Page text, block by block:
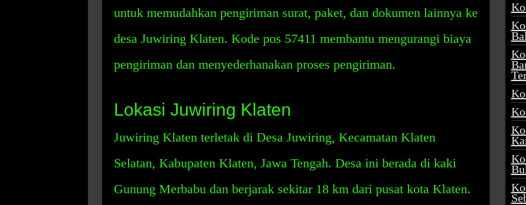
untuk memudahkan pengiriman surat, paket, dan dokumen lainnya ke
desa Juwiring Klaten. Kode pos 57411 membantu mengurangi biaya
pengiriman dan menyederhanakan proses pengiriman.
Lokasi Juwiring Klaten
Juwiring Klaten terletak di Desa Juwiring, Kecamatan Klaten
Selatan, Kabupaten Klaten, Jawa Tengah. Desa ini berada di kaki
Gunung Merbabu dan berjarak sekitar 18 km dari pusat kota Klaten.